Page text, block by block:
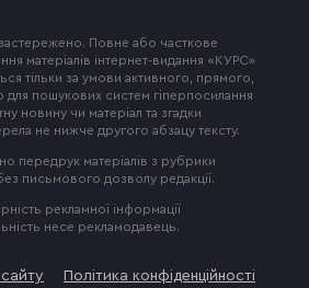
Повне або часткове
матеріалів інтернет-видання «КУРС»
тільки за умови активного, прямого,
для пошукових систем гіперпосилання
новину чи матеріал та згадки
не нижче другого абзацу тексту.
передрук матеріалів з рубрики
письмового дозволу редакції.
рекламної інформації
несе рекламодавець.
Політика конфіденційності